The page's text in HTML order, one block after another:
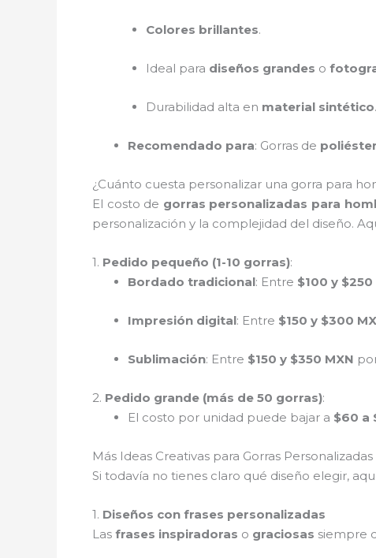
Colores brillantes.
Ideal para diseños grandes o
Durabilidad alta en material sintético.
Recomendado para: Gorras de poliéster
¿Cuánto cuesta personalizar una gorra para
El costo de gorras personalizadas para
personalización y la complejidad del diseño.
1. Pedido pequeño (1-10 gorras):
Bordado tradicional: Entre $100 y $250
Impresión digital: Entre $150 y $300
Sublimación: Entre $150 y $350 MXN
2. Pedido grande (más de 50 gorras):
El costo por unidad puede bajar a $60 a
Más Ideas Creativas para Gorras
Si todavía no tienes claro qué diseño elegir,
1. Diseños con frases personalizadas
Las frases inspiradoras o graciosas siempre